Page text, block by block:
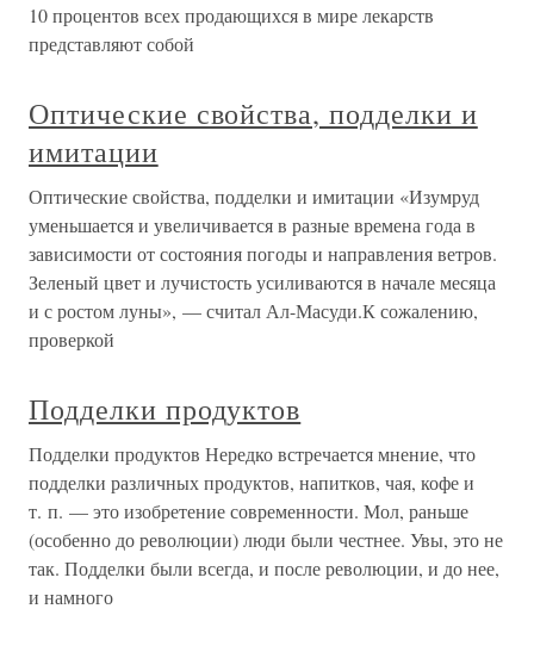
10 процентов всех продающихся в мире лекарств
представляют собой
Оптические свойства, подделки и
имитации
Оптические свойства, подделки и имитации «Изумруд
уменьшается и увеличивается в разные времена года в
зависимости от состояния погоды и направления ветров.
Зеленый цвет и лучистость усиливаются в начале месяца
и с ростом луны», — считал Ал-Масуди.К сожалению,
проверкой
Подделки продуктов
Подделки продуктов Нередко встречается мнение, что
подделки различных продуктов, напитков, чая, кофе и
т. п. — это изобретение современности. Мол, раньше
(особенно до революции) люди были честнее. Увы, это не
так. Подделки были всегда, и после революции, и до нее,
и намного